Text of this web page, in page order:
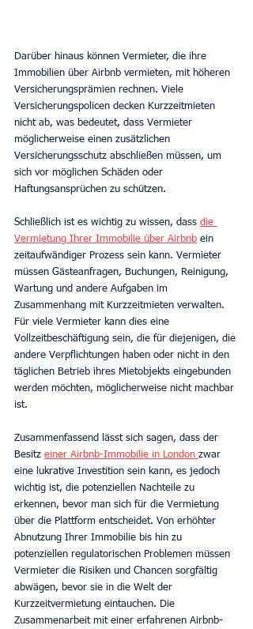
Darüber hinaus können Vermieter, die ihre
Immobilien über Airbnb vermieten, mit höheren
Versicherungsprämien rechnen. Viele
Versicherungspolicen decken Kurzzeitmieten
nicht ab, was bedeutet, dass Vermieter
möglicherweise einen zusätzlichen
Versicherungsschutz abschließen müssen, um
sich vor möglichen Schäden oder
Haftungsansprüchen zu schützen.
Schließlich ist es wichtig zu wissen, dass die
Vermietung Ihrer Immobilie über Airbnb ein
zeitaufwändiger Prozess sein kann. Vermieter
müssen Gästeanfragen, Buchungen, Reinigung,
Wartung und andere Aufgaben im
Zusammenhang mit Kurzzeitmieten verwalten.
Für viele Vermieter kann dies eine
Vollzeitbeschäftigung sein, die für diejenigen, die
andere Verpflichtungen haben oder nicht in den
täglichen Betrieb ihres Mietobjekts eingebunden
werden möchten, möglicherweise nicht machbar
ist.
Zusammenfassend lässt sich sagen, dass der
Besitz einer Airbnb-Immobilie in London zwar
eine lukrative Investition sein kann, es jedoch
wichtig ist, die potenziellen Nachteile zu
erkennen, bevor man sich für die Vermietung
über die Plattform entscheidet. Von erhöhter
Abnutzung Ihrer Immobilie bis hin zu
potenziellen regulatorischen Problemen müssen
Vermieter die Risiken und Chancen sorgfältig
abwägen, bevor sie in die Welt der
Kurzzeitvermietung eintauchen. Die
Zusammenarbeit mit einer erfahrenen Airbnb-